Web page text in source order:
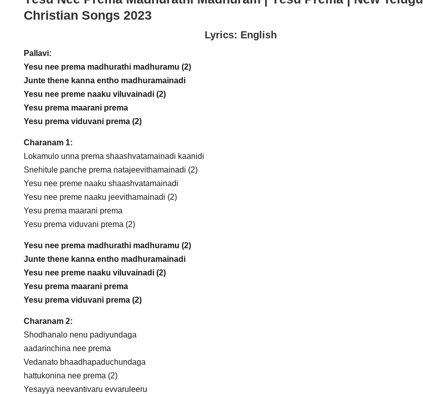
Christian Songs 2023
Lyrics: English
Pallavi:
Yesu nee prema madhurathi madhuramu (2)
Junte thene kanna entho madhuramainadi
Yesu nee preme naaku viluvainadi (2)
Yesu prema maarani prema
Yesu prema viduvani prema (2)
Charanam 1:
Lokamulo unna prema shaashvatamainadi kaanidi
Snehitule panche prema natajeevithamainadi (2)
Yesu nee preme naaku shaashvatamainadi
Yesu nee preme naaku jeevithamainadi (2)
Yesu prema maarani prema
Yesu prema viduvani prema (2)
Yesu nee prema madhurathi madhuramu (2)
Junte thene kanna entho madhuramainadi
Yesu nee preme naaku viluvainadi (2)
Yesu prema maarani prema
Yesu prema viduvani prema (2)
Charanam 2:
Shodhanalo nenu padiyundaga
aadarinchina nee prema
Vedanato bhaadhapaduchundaga
hattukonina nee prema (2)
Yesayya neevantivaru evvaruleeru